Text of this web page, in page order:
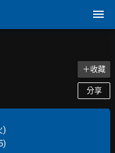
＋收藏
分享
)